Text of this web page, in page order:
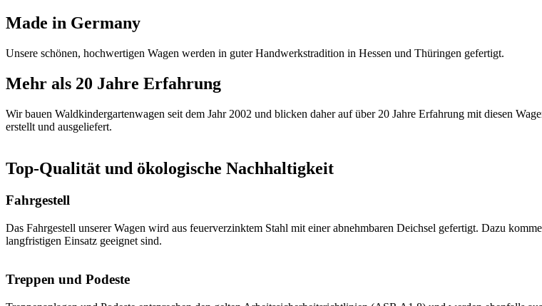
Made in Germany
Unsere schönen, hochwertigen Wagen werden in guter Handwerkstradition in Hessen und Thüringen gefertigt.
Mehr als 20 Jahre Erfahrung
Wir bauen Waldkindergartenwagen seit dem Jahr 2002 und blicken daher auf über 20 Jahre Erfahrung mit diesen
erstellt und ausgeliefert.
Top-Qualität und ökologische Nachhaltigkeit
Fahrgestell
Das Fahrgestell unserer Wagen wird aus feuerverzinktem Stahl mit einer abnehmbaren Deichsel gefertigt. Dazu
langfristigen Einsatz geeignet sind.
Treppen und Podeste